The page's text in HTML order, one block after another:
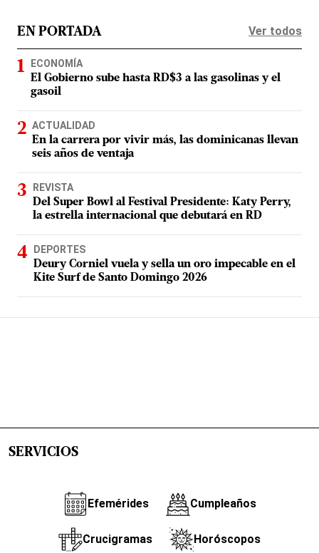
EN PORTADA Ver todos
ECONOMÍA
El Gobierno sube hasta RD$3 a las gasolinas y el
gasoil
ACTUALIDAD
En la carrera por vivir más, las dominicanas llevan
seis años de ventaja
REVISTA
Del Super Bowl al Festival Presidente: Katy Perry,
la estrella internacional que debutará en RD
DEPORTES
Deury Corniel vuela y sella un oro impecable en el
Kite Surf de Santo Domingo 2026
SERVICIOS
Efemérides Cumpleaños
Crucigramas Horóscopos